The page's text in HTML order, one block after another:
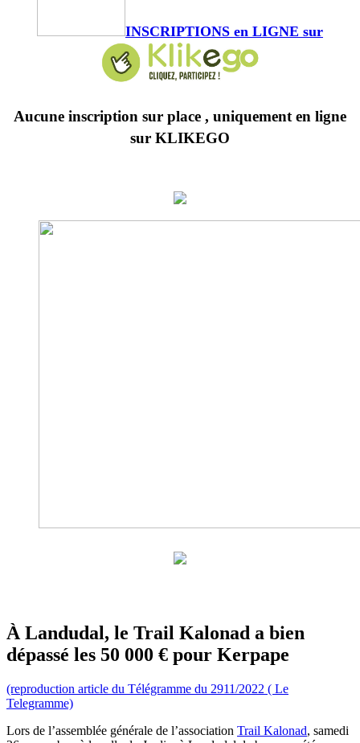
INSCRIPTIONS en LIGNE sur
Aucune inscription sur place , uniquement en ligne
sur KLIKEGO
À Landudal, le Trail Kalonad a bien
dépassé les 50 000 € pour Kerpape
(reproduction article du Télégramme du 2911/2022 ( Le
Telegramme)
Lors de l’assemblée générale de l’association Trail Kalonad, samedi